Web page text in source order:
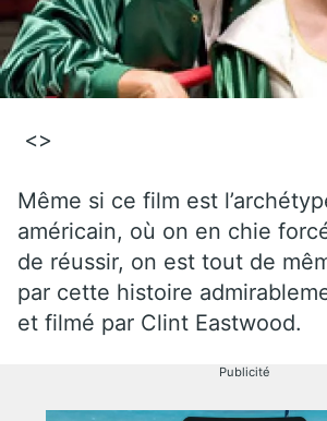
<>
Même si ce film est
américain, où on en chie
de réussir, on est tout de
par cette histoire
et filmé par Clint Eastwood.
Publicité